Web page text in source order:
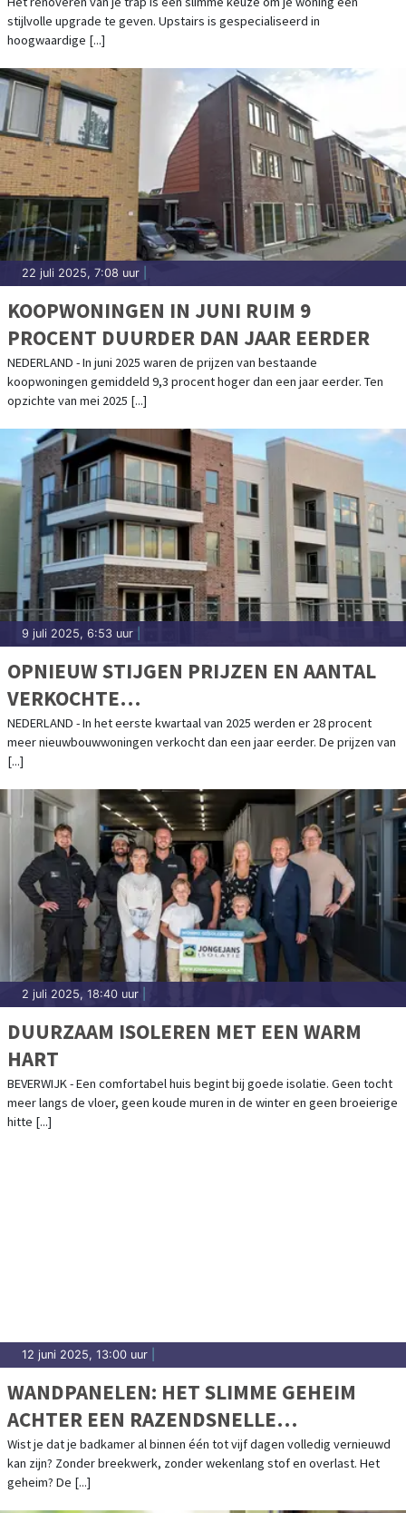
stijlvolle upgrade te geven. Upstairs is gespecialiseerd in
hoogwaardige [...]
22 juli 2025, 7:08 uur
KOOPWONINGEN IN JUNI RUIM 9
PROCENT DUURDER DAN JAAR EERDER
NEDERLAND - In juni 2025 waren de prijzen van bestaande
koopwoningen gemiddeld 9,3 procent hoger dan een jaar eerder. Ten
opzichte van mei 2025 [...]
9 juli 2025, 6:53 uur
OPNIEUW STIJGEN PRIJZEN EN AANTAL
VERKOCHTE
NIEUWBOUWKOOPWONINGEN
NEDERLAND - In het eerste kwartaal van 2025 werden er 28 procent
meer nieuwbouwwoningen verkocht dan een jaar eerder. De prijzen van
[...]
2 juli 2025, 18:40 uur
DUURZAAM ISOLEREN MET EEN WARM
HART
BEVERWIJK - Een comfortabel huis begint bij goede isolatie. Geen tocht
meer langs de vloer, geen koude muren in de winter en geen broeierige
hitte [...]
12 juni 2025, 13:00 uur
WANDPANELEN: HET SLIMME GEHEIM
ACHTER EEN RAZENDSNELLE
BADKAMERRENOVATIE
Wist je dat je badkamer al binnen één tot vijf dagen volledig vernieuwd
kan zijn? Zonder breekwerk, zonder wekenlang stof en overlast. Het
geheim? De [...]